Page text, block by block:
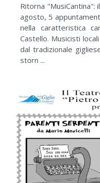
Ritorna "MusiCantina":
agosto, 5
nella caratteristica
Castello. Musicisti
dal tradizionale
storn ...